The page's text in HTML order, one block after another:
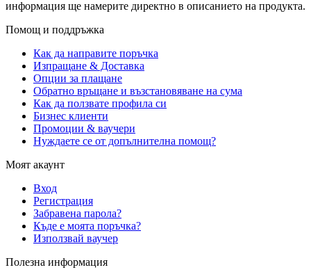
информация ще намерите директно в описанието на продукта.
Помощ и поддръжка
Как да направите поръчка
Изпращане & Доставка
Опции за плащане
Обратно връщане и възстановяване на сума
Как да ползвате профила си
Бизнес клиенти
Промоции & ваучери
Нуждаете се от допълнителна помощ?
Моят акаунт
Вход
Регистрация
Забравена парола?
Къде е моята поръчка?
Използвай ваучер
Полезна информация